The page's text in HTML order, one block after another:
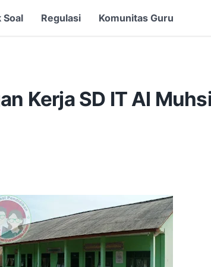
Soal Regulasi Komunitas Guru
Kerja SD IT Al